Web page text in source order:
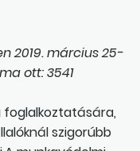
2019. március 25-
ott: 3541
foglalkoztatására,
szigorúbb